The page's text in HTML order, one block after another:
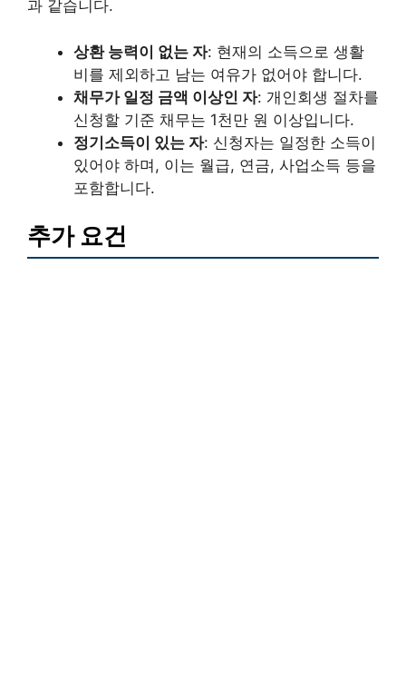
과 같습니다.
상환 능력이 없는 자: 현재의 소득으로 생활
비를 제외하고 남는 여유가 없어야 합니다.
채무가 일정 금액 이상인 자: 개인회생 절차를
신청할 기준 채무는 1천만 원 이상입니다.
정기소득이 있는 자: 신청자는 일정한 소득이
있어야 하며, 이는 월급, 연금, 사업소득 등을
포함합니다.
추가 요건